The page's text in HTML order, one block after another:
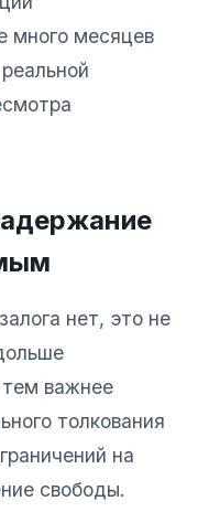
много месяцев
нет, это не
важнее
толкования
на
свободы.